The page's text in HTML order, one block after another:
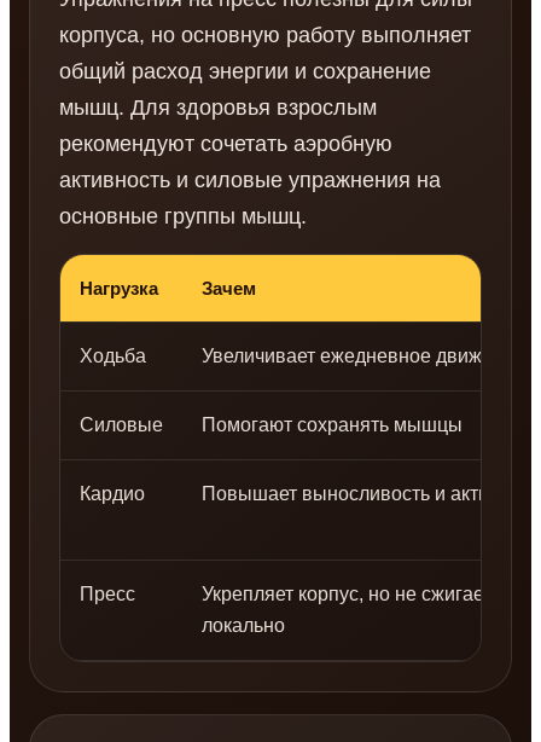
корпуса, но основную работу выполняет
общий расход энергии и сохранение
мышц. Для здоровья взрослым
рекомендуют сочетать аэробную
активность и силовые упражнения на
основные группы мышц.
Нагрузка Зачем
Ходьба Увеличивает ежедневное движение
Силовые Помогают сохранять мышцы
Кардио Повышает выносливость и
Пресс
Укрепляет корпус, но не сжигает жир
локально